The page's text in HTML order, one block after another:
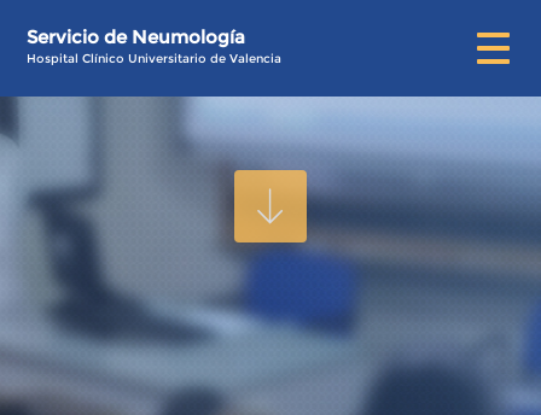
Servicio de Neumología
Hospital Clínico Universitario de Valencia
Autor:admin